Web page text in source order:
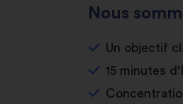
Nous
Un objectif
15 minutes